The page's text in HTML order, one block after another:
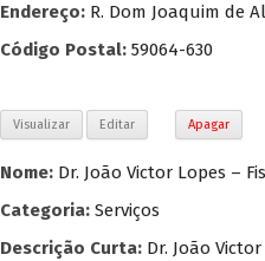
Endereço: R. Dom Joaquim de
Código Postal: 59064-630
Visualizar Editar Apagar
Nome: Dr. João Victor Lopes –
Categoria: Serviços
Descrição Curta: Dr. João